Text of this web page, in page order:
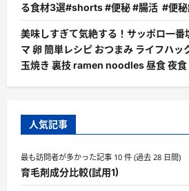
る食材3選#shorts #便秘 #腸活 #便秘
美味しすぎて気絶する！サッポロ一番
マ 卵 簡単レシピ おつまみ ライフハッ
玉焼き 裏技 ramen noodles 昼食 夜食
人気記事
最も訪問者が多かった記事 10 件 (過去 28 日間)
育毛剤成分比較(試用1)